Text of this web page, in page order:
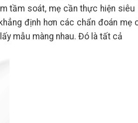
tầm soát, mẹ cần thực hiện siêu
định hơn các chẩn đoán
mẫu màng nhau. Đó là tất cả